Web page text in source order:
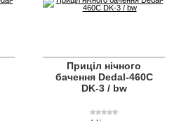
Приціл нічного
бачення Dedal-460C
DK-3 / bw